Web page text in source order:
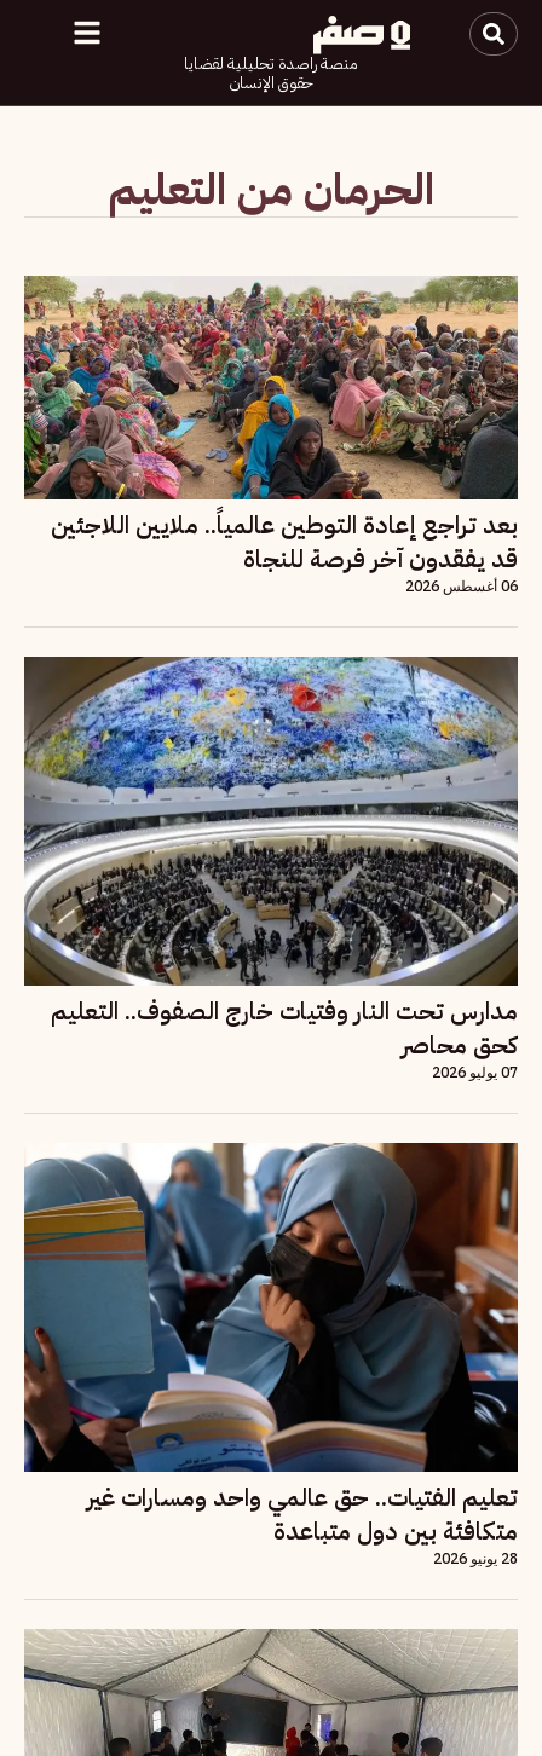
منصة راصدة تحليلية لقضايا
حقوق الإنسان
الحرمان من التعليم
بعد تراجع إعادة التوطين عالمياً.. ملايين اللاجئين
قد يفقدون آخر فرصة للنجاة
06 أغسطس 2026
مدارس تحت النار وفتيات خارج الصفوف.. التعليم
كحق محاصر
07 يوليو 2026
تعليم الفتيات.. حق عالمي واحد ومسارات غير
متكافئة بين دول متباعدة
28 يونيو 2026